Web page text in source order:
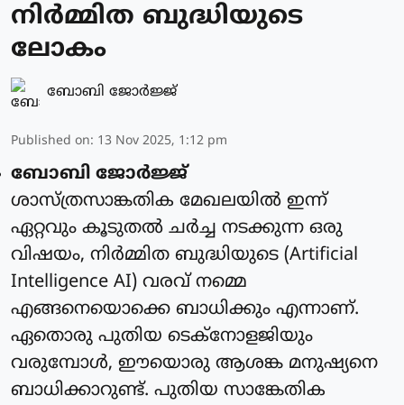
നിര്‍മ്മിത ബുദ്ധിയുടെ
ലോകം
ബോബി ജോര്‍ജ്ജ്‌
Published on: 13 Nov 2025, 1:12 pm
ബോബി ജോര്‍ജ്ജ്
ശാസ്ത്രസാങ്കതിക മേഖലയില്‍ ഇന്ന്
ഏറ്റവും കൂടുതല്‍ ചര്‍ച്ച നടക്കുന്ന ഒരു
വിഷയം, നിര്‍മ്മിത ബുദ്ധിയുടെ (Artificial
Intelligence AI) വരവ് നമ്മെ
എങ്ങനെയൊക്കെ ബാധിക്കും എന്നാണ്.
ഏതൊരു പുതിയ ടെക്‌നോളജിയും
വരുമ്പോള്‍, ഈയൊരു ആശങ്ക മനുഷ്യനെ
ബാധിക്കാറുണ്ട്. പുതിയ സാങ്കേതിക